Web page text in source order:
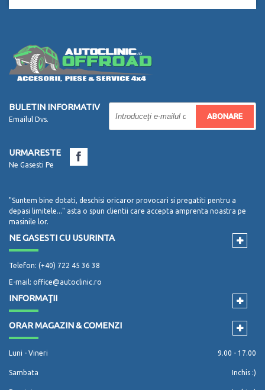
BULETIN INFORMATIV
Emailul Dvs. ABONARE
URMARESTE
Ne Gasesti Pe
"Suntem bine dotati, deschisi oricaror provocari si pregatiti pentru a
depasi limitele..." asta o spun clientii care accepta amprenta noastra pe
masinile lor.
NE GASESTI CU USURINTA
Telefon: (+40) 722 45 36 38
E-mail: office@autoclinic.ro
INFORMAŢII
ORAR MAGAZIN & COMENZI
Luni - Vineri 9.00 - 17.00
Sambata Inchis :)